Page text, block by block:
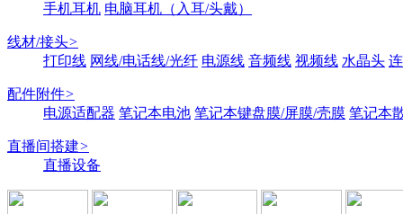
手机耳机 电脑耳机（入耳/头戴）
线材/接头>
打印线 网线/电话线/光纤 电源线 音频线 视频线 水晶头
配件附件>
电源适配器 笔记本电池 笔记本键盘膜/屏膜/壳膜 笔记本
直播间搭建>
直播设备